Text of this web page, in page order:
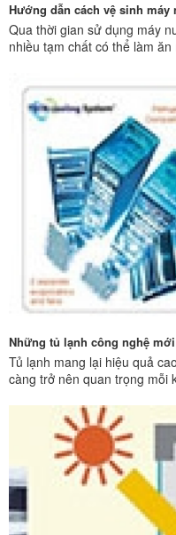
Hướng dẫn cách vệ sinh
Qua thời gian sử dụng máy
nhiều tạm chất có thể làm
Những tủ lạnh công nghệ
Tủ lạnh mang lại hiệu quả
càng trở nên quan trọng mỗi